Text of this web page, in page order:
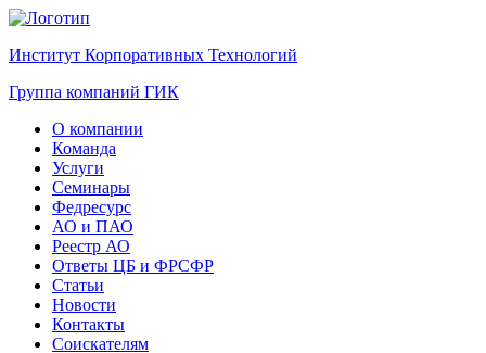
Институт Корпоративных Технологий
Группа компаний ГИК
О компании
Команда
Услуги
Семинары
Федресурс
АО и ПАО
Реестр АО
Ответы ЦБ и ФРСФР
Статьи
Новости
Контакты
Соискателям